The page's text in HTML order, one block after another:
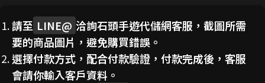
請至 LINE@ 洽詢石頭手遊代儲網客服，截圖所需
要的商品圖片，避免購買錯誤。
選擇付款方式，配合付款驗證，付款完成後，客服
會請你輸入客戶資料。